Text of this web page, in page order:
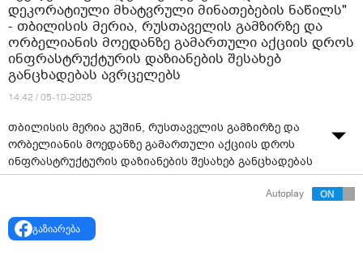
დეკორატიული მხატვრული მინათებების ნაწილს"
- თბილისის მერია, რუსთაველის გამზირზე და
ორბელიანის მოედანზე გამართული აქციის დროს
ინფრასტრუქტურის დაზიანების შესახებ
განცხადებას ავრცელებს
14:42 / 05-10-2025
თბილისის მერია გუშინ, რუსთაველის გამზირზე და
ორბელიანის მოედანზე გამართული აქციის დროს
ინფრასტრუქტურის დაზიანების შესახებ განცხადებას
ავრცელებს.
მემკვიდრეობის ძეგლების ფასადებს, ჟალუზებისა და
დეკორატიული მხატვრული მინათებების ნაწილს”.
Autoplay
გაზიარება